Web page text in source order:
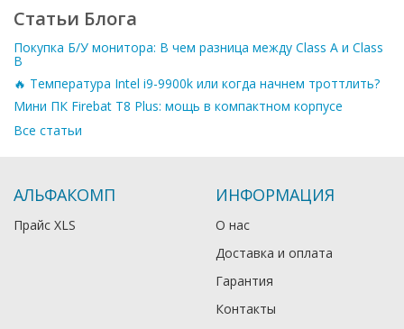
Статьи Блога
Покупка Б/У монитора: В чем разница между Class A и Class
B
🔥 Температура Intel i9-9900k или когда начнем троттлить?
Мини ПК Firebat T8 Plus: мощь в компактном корпусе
Все статьи
АЛЬФАКОМП
Прайс XLS
ИНФОРМАЦИЯ
О нас
Доставка и оплата
Гарантия
Контакты